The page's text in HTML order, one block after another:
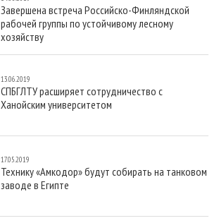
Завершена встреча Российско-Финляндской
рабочей группы по устойчивому лесному
хозяйству
13.06.2019
СПБГЛТУ расширяет сотрудничество с
Ханойским университетом
17.05.2019
Технику «Амкодор» будут собирать на танковом
заводе в Египте